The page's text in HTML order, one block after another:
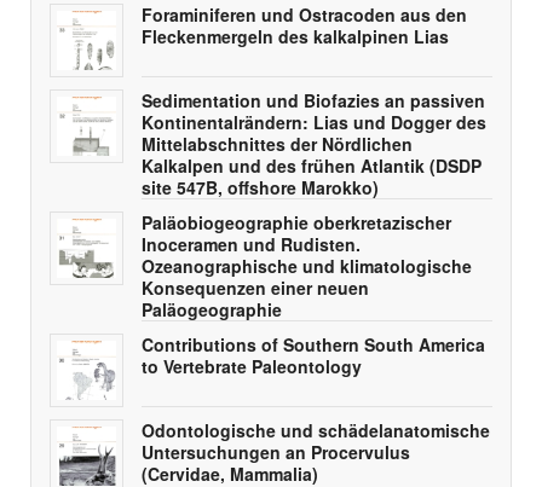
Foraminiferen und Ostracoden aus den
Fleckenmergeln des kalkalpinen Lias
Sedimentation und Biofazies an passiven
Kontinentalrändern: Lias und Dogger des
Mittelabschnittes der Nördlichen
Kalkalpen und des frühen Atlantik (DSDP
site 547B, offshore Marokko)
Paläobiogeographie oberkretazischer
Inoceramen und Rudisten.
Ozeanographische und klimatologische
Konsequenzen einer neuen
Paläogeographie
Contributions of Southern South America
to Vertebrate Paleontology
Odontologische und schädelanatomische
Untersuchungen an Procervulus
(Cervidae, Mammalia)